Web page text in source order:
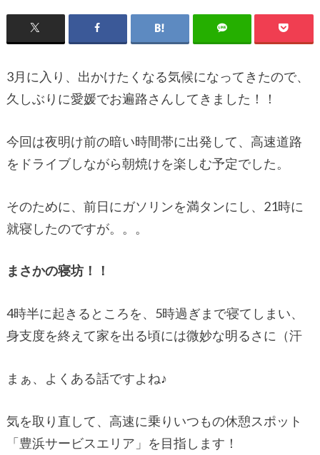
3月に入り、出かけたくなる気候になってきたので、
久しぶりに愛媛でお遍路さんしてきました！！
今回は夜明け前の暗い時間帯に出発して、高速道路
をドライブしながら朝焼けを楽しむ予定でした。
そのために、前日にガソリンを満タンにし、21時に
就寝したのですが。。。
まさかの寝坊！！
4時半に起きるところを、5時過ぎまで寝てしまい、
身支度を終えて家を出る頃には微妙な明るさに（汗
まぁ、よくある話ですよね♪
気を取り直して、高速に乗りいつもの休憩スポット
「豊浜サービスエリア」を目指します！